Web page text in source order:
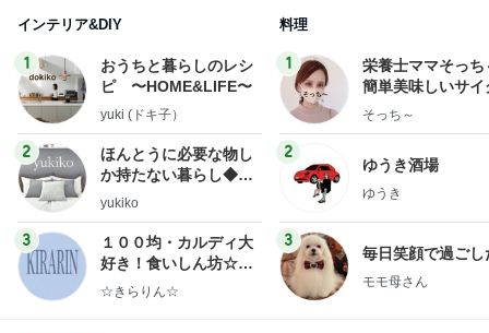
インテリア&DIY
1
おうちと暮らしのレシ
ピ 〜HOME&LIFE〜
yuki (ドキ子）
2
ほんとうに必要な物し
か持たない暮らし◆Ke
ep Life Simple◆〜イ
yukiko
3
１００均・カルディ大
好き！食いしん坊☆き
らりん☆のブログ
☆きらりん☆
料理
1
栄養士ママそっち
簡単美味しいサイ
献立
そっち～
2
ゆうき酒場
ゆうき
3
毎日笑顔で過ごし
モモ母さん